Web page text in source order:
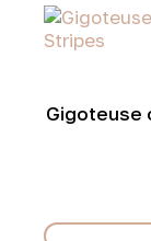
Gigoteuse